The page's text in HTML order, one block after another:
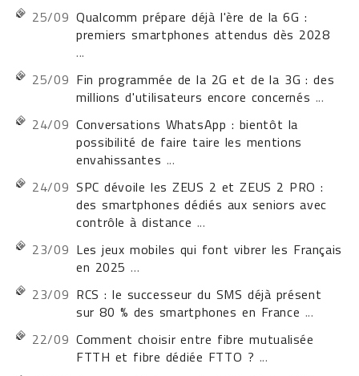
25/09 Qualcomm prépare déjà l'ère de la 6G :
premiers smartphones attendus dès 2028
...
25/09 Fin programmée de la 2G et de la 3G : des
millions d'utilisateurs encore concernés ...
24/09 Conversations WhatsApp : bientôt la
possibilité de faire taire les mentions
envahissantes ...
24/09 SPC dévoile les ZEUS 2 et ZEUS 2 PRO :
des smartphones dédiés aux seniors avec
contrôle à distance ...
23/09 Les jeux mobiles qui font vibrer les Français
en 2025 ...
23/09 RCS : le successeur du SMS déjà présent
sur 80 % des smartphones en France ...
22/09 Comment choisir entre fibre mutualisée
FTTH et fibre dédiée FTTO ? ...